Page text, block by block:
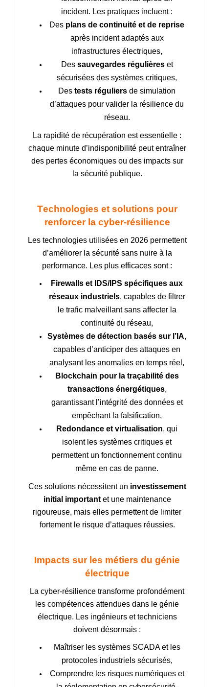
incident. Les pratiques incluent :
Des plans de continuité et de reprise
après incident adaptés aux
infrastructures électriques,
Des sauvegardes régulièreset
sécurisées des systèmes critiques,
Des tests réguliers de simulation
d’attaques pour valider la résilience du
réseau.
La rapidité de récupération est essentielle :
chaque minute d’indisponibilité peut entraîner
des pertes économiques ou des impacts sur
la sécurité publique.
Technologies et solutions pour
renforcer la cyber‑résilience
Les technologies utilisées en 2026 permettent
d’améliorer la sécurité sans nuire à la
performance. Les plus efficaces sont :
Firewalls et IDS/IPS spécifiques aux
réseaux industriels, capables de filtrer
le trafic malveillant sans affecter la
continuité du réseau,
Systèmes de détection basés sur l’IA,
capables d’anticiper des attaques en
analysant les anomalies en temps réel,
Blockchain pour la traçabilité des
transactions énergétiques,
garantissant l’intégrité des données et
empêchant la falsification,
Redondance et virtualisation, qui
isolent les systèmes critiques et
permettent un fonctionnement continu
même en cas de panne.
Ces solutions nécessitent un investissement
initial importantet une maintenance
rigoureuse, mais elles permettent de limiter
fortement le risque d’attaques réussies.
Impacts sur les métiers du génie
électrique
La cyber‑résilience transforme profondément
les compétences attendues dans le génie
électrique. Les ingénieurs et techniciens
doivent désormais :
Maîtriserles systèmes SCADA et les
protocoles industriels sécurisés,
Comprendreles risques numériques et